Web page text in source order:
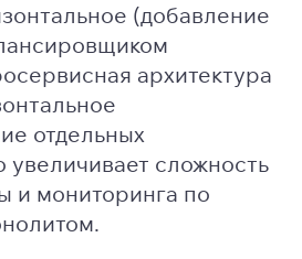
(добавление
архитектура
отдельных
увеличивает сложность
и мониторинга по